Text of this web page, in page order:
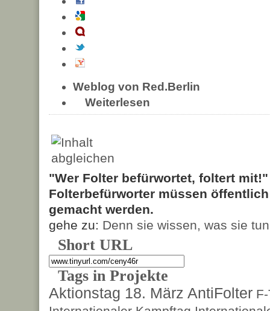
Weblog von Red.Berlin
Weiterlesen
"Wer Folter befürwortet, foltert
Folterbefürworter müssen
gemacht werden.
gehe zu: Denn sie wissen, was sie tun
Short URL
Tags in Projekte
Aktionstag 18. März AntiFolter